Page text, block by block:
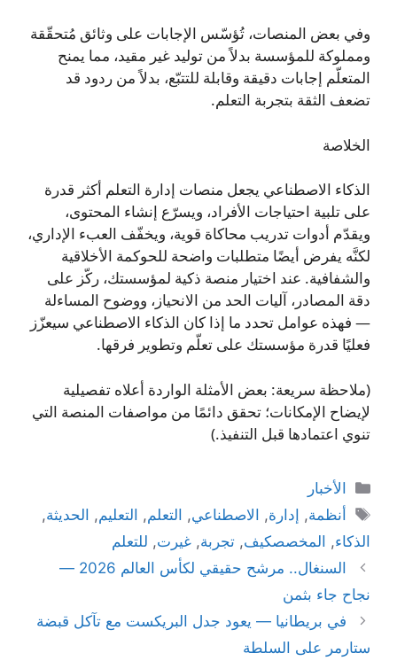
وفي بعض المنصات، تُؤسّس الإجابات على وثائق مُتحقّقة
ومملوكة للمؤسسة بدلاً من توليد غير مقيد، مما يمنح
المتعلّم إجابات دقيقة وقابلة للتتبّع، بدلاً من ردود قد
تضعف الثقة بتجربة التعلم.
الخلاصة
الذكاء الاصطناعي يجعل منصات إدارة التعلم أكثر قدرة
على تلبية احتياجات الأفراد، ويسرّع إنشاء المحتوى،
ويقدّم أدوات تدريب محاكاة قوية، ويخفّف العبء الإداري،
لكنَّه يفرض أيضًا متطلبات واضحة للحوكمة الأخلاقية
والشفافية. عند اختيار منصة ذكية لمؤسستك، ركّز على
دقة المصادر، آليات الحد من الانحياز، ووضوح المساءلة
— فهذه عوامل تحدد ما إذا كان الذكاء الاصطناعي سيعزّز
فعليًا قدرة مؤسستك على تعلّم وتطوير فرقها.
(ملاحظة سريعة: بعض الأمثلة الواردة أعلاه تفصيلية
لإيضاح الإمكانات؛ تحقق دائمًا من مواصفات المنصة التي
تنوي اعتمادها قبل التنفيذ.)
التصنيفات
الأخبار
الوسوم
أنظمة, إدارة, الاصطناعي, التعلم, التعليم, الحديثة,
الذكاء, المخصصكيف, تجربة, غيرت, للتعلم
السنغال.. مرشح حقيقي لكأس العالم 2026 —
نجاح جاء بثمن
في بريطانيا — يعود جدل البريكست مع تآكل قبضة
ستارمر على السلطة